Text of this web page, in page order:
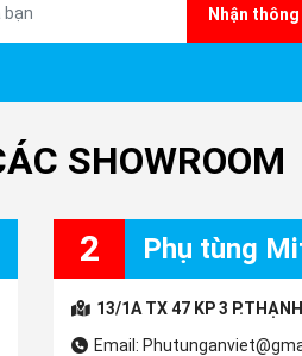
Nhận
SHOWROOM
2 Phụ tùng
13/1A TX 47 KP 3
Email: